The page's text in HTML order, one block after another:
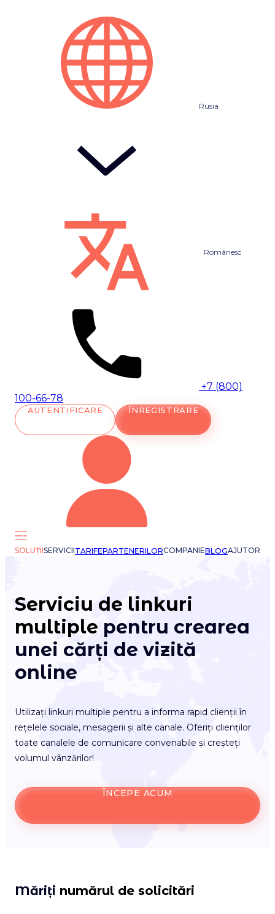
Rusia
Românesc
+7 (800)
100-66-78
AUTENTIFICARE ÎNREGISTRARE
SOLUȚIISERVICIITARIFEPARTENERILORCOMPANIEBLOGAJUTOR
Serviciu de linkuri
multiple pentru crearea
unei cărți de vizită
online
Utilizați linkuri multiple pentru a informa rapid clienții în
rețelele sociale, mesagerii și alte canale. Oferiți clienților
toate canalele de comunicare convenabile și creșteți
volumul vânzărilor!
ÎNCEPE ACUM
Măriți numărul de solicitări